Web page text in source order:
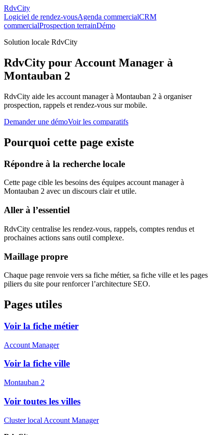
RdvCity
Logiciel de rendez-vousAgenda commercialCRM
commercialProspection terrainDémo
Solution locale RdvCity
RdvCity pour Account Manager à
Montauban 2
RdvCity aide les account manager à Montauban 2 à organiser
prospection, rappels et rendez-vous sur mobile.
Demander une démoVoir les comparatifs
Pourquoi cette page existe
Répondre à la recherche locale
Cette page cible les besoins des équipes account manager à
Montauban 2 avec un discours clair et utile.
Aller à l’essentiel
RdvCity centralise les rendez-vous, rappels, comptes rendus et
prochaines actions sans outil complexe.
Maillage propre
Chaque page renvoie vers sa fiche métier, sa fiche ville et les pages
piliers du site pour renforcer l’architecture SEO.
Pages utiles
Voir la fiche métier
Account Manager
Voir la fiche ville
Montauban 2
Voir toutes les villes
Cluster local Account Manager